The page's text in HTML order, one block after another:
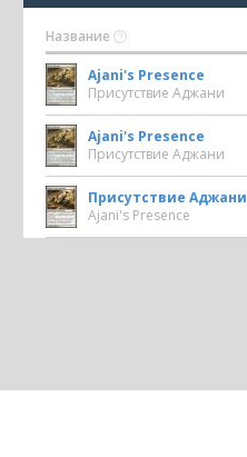
Название
Ajani's Presence
Присутствие Аджани
Ajani's Presence
Присутствие Аджани
Присутствие Аджани
Ajani's Presence